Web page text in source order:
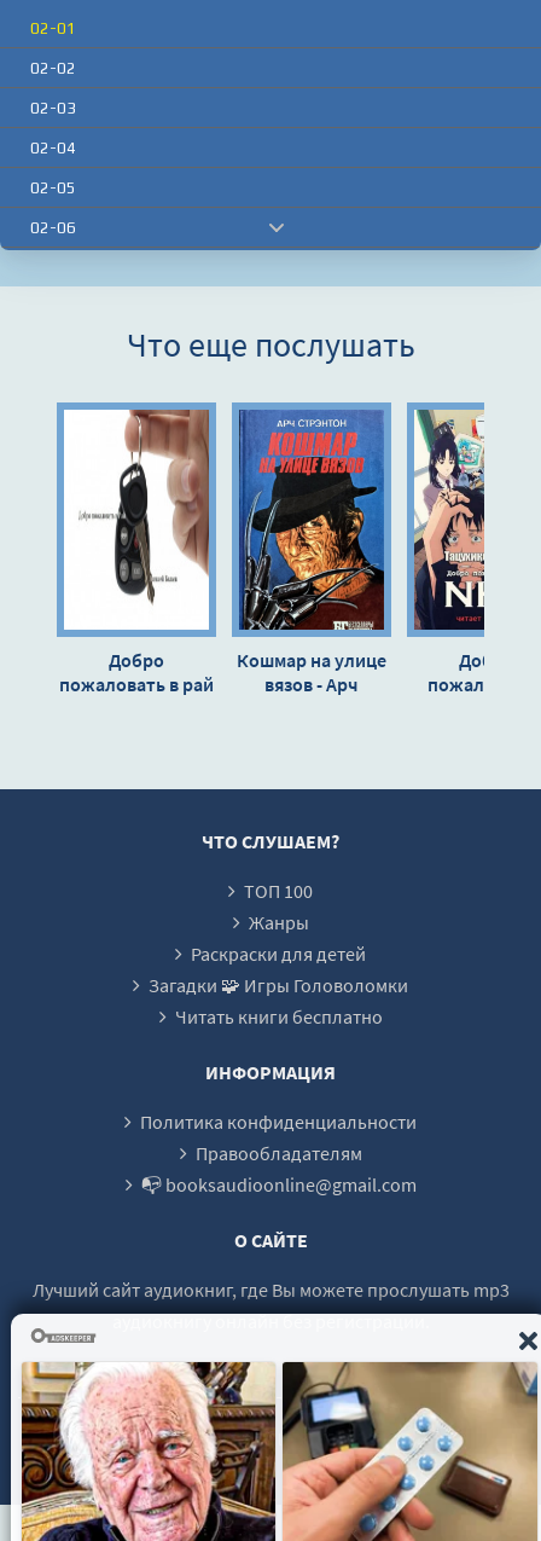
02-01
02-02
02-03
02-04
02-05
02-06
02-16
02-20
02-33
02-34
02-35
Что еще послушать
Добро
пожаловать в рай
Кошмар на улице
вязов - Арч
Добро
пожаловать
ЧТО СЛУШАЕМ?
ТОП 100
Жанры
Раскраски для детей
Загадки 🧩 Игры Головоломки
Читать книги бесплатно
ИНФОРМАЦИЯ
Политика конфиденциальности
Правообладателям
📭 booksaudioonline@gmail.com
О САЙТЕ
Лучший сайт аудиокниг, где Вы можете прослушать mp3
аудиокнигу онлайн без регистрации.
© 2021 - 2026 booksaudio-online.com Все права защищены.